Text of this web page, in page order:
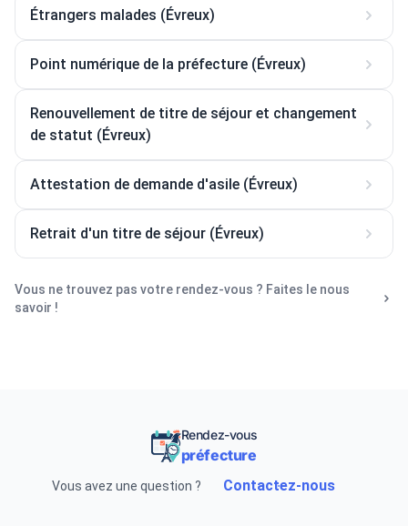
Étrangers malades (Évreux)
Point numérique de la préfecture (Évreux)
Renouvellement de titre de séjour et changement
de statut (Évreux)
Attestation de demande d'asile (Évreux)
Retrait d'un titre de séjour (Évreux)
Vous ne trouvez pas votre rendez-vous ? Faites le nous
savoir !
Rendez-vous
préfecture
Vous avez une question ? Contactez-nous